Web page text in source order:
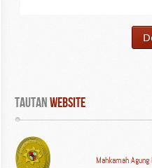
Tautan WEBSITE
Mahkamah Agung